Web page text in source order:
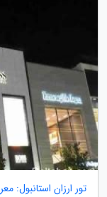
تور ارزان استانبول: